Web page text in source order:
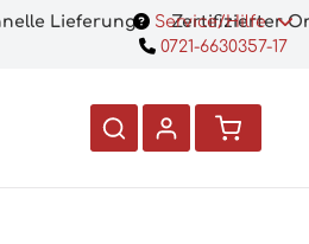
Lieferung Zertifizierter
Service/Hilfe
0721-6630357-17